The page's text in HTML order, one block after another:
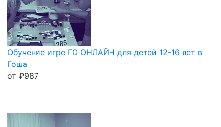
Обучение игре ГО ОНЛАЙН для детей 12-16 лет в
Гоша
от ₽987